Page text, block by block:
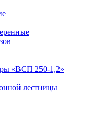
«ВСП 250-1,2»
лестницы